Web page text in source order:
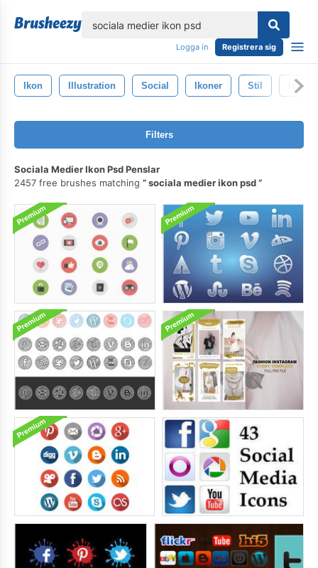
Logga in Registrera sig
Ikon Illustration Social Ikoner Stil
Filters
Sociala Medier Ikon Psd Penslar
2457 free brushes matching
sociala medier ikon psd